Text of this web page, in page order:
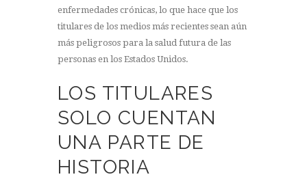
enfermedades crónicas, lo que hace que los
titulares de los medios más recientes sean aún
más peligrosos para la salud futura de las
personas en los Estados Unidos.
LOS TITULARES
SOLO CUENTAN
UNA PARTE DE
HISTORIA